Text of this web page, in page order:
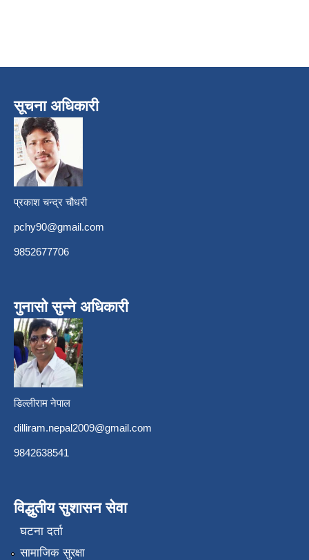
सूचना अधिकारी
प्रकाश चन्द्र चौधरी
pchy90@gmail.com
9852677706
गुनासो सुन्ने अधिकारी
डिल्लीराम नेपाल
dilliram.nepal2009@gmail.com
9842638541
विद्धुतीय सुशासन सेवा
घटना दर्ता
सामाजिक सुरक्षा